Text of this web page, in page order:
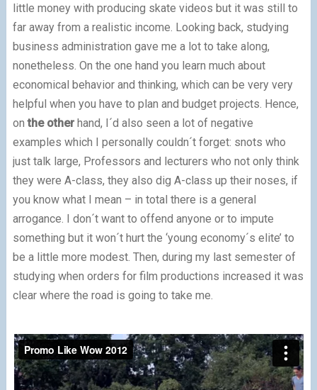
little money with producing skate videos but it was still to
far away from a realistic income. Looking back, studying
business administration gave me a lot to take along,
nonetheless. On the one hand you learn much about
economical behavior and thinking, which can be very very
helpful when you have to plan and budget projects. Hence,
onthe otherhand, I´d also seen a lot of negative
examples which I personally couldn´t forget: snots who
just talk large, Professors and lecturers who not only think
they were A-class, they also dig A-class up their noses, if
you know what I mean – in total there is a general
arrogance. I don´t want to offend anyone or to impute
something but it won´t hurt the ‘young economy´s elite’ to
be a little more modest. Then, during my last semester of
studying when orders for film productions increased it was
clear where the road is going to take me.